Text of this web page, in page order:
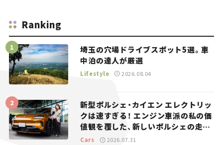
Ranking
埼玉の穴場ドライブスポット5選。車
中泊の達人が厳選
Lifestyle 2026.08.04
新型ポルシェ・カイエン エレクトリッ
クは速すぎる！ エンジン車派の私の価
値観を覆した、新しいポルシェの走
り。
Cars 2026.07.31